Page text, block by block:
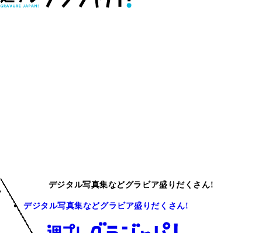
デジタル写真集などグラビア盛りだくさん!
デジタル写真集などグラビア盛りだくさん!